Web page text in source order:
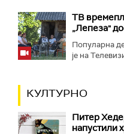
ТВ
„Лепеза"
Популарна
је на
КУЛТУРНО
Питер
напустили